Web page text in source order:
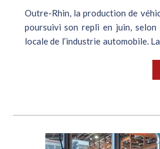
Outre-Rhin, la production de
poursuivi son repli en juin, selon
locale de l’industrie automobile.